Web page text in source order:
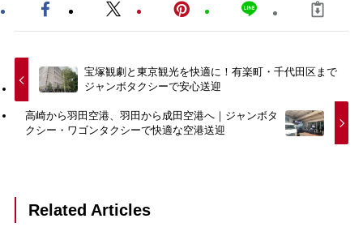
宝塚観劇と東京観光を快適に！有楽町・千代田区まで
ジャンボタクシーで安心送迎
高崎から羽田空港、羽田から成田空港へ｜ジャンボタ
クシー・ワゴンタクシーで快適な空港送迎
Related Articles